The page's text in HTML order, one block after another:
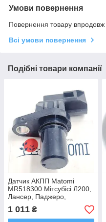
Умови повернення
Повернення товару впродовж
Всі умови повернення
Подібні товари компанії
Датчик АКПП Matomi
MR518300 Мітсубісі Л200,
Лансер, Паджеро,
Паджеро Спорт 2001-2018
OEM MR518300
1 011 ₴